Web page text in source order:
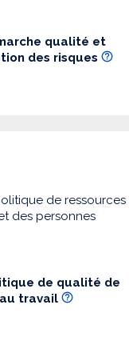
qualité et
des risques
de ressources
des personnes
de qualité de
travail